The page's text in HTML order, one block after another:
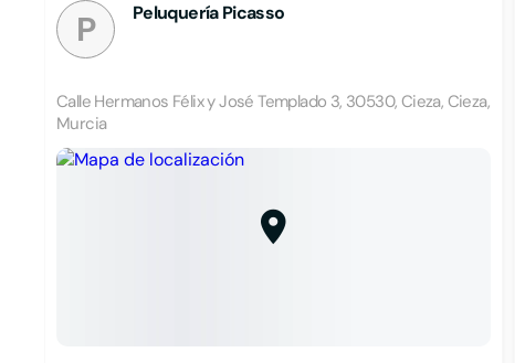
P Peluquería Picasso
Calle Hermanos Félix y José Templado 3, 30530, Cieza, Cieza,
Murcia